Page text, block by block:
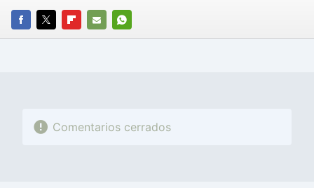
FACEBOOK
TWITTERFLIPBOARD
E-
WHATSAPP
Comentarios cerrados